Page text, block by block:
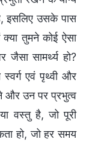
है, इसलिए उसके पास
तुमने कोई ऐसा
जैसा सामर्थ्य हो?
एवं पृथ्वी और
और उन पर प्रभुत्व
वस्तु है, जो पूरी
हो, जो हर समय